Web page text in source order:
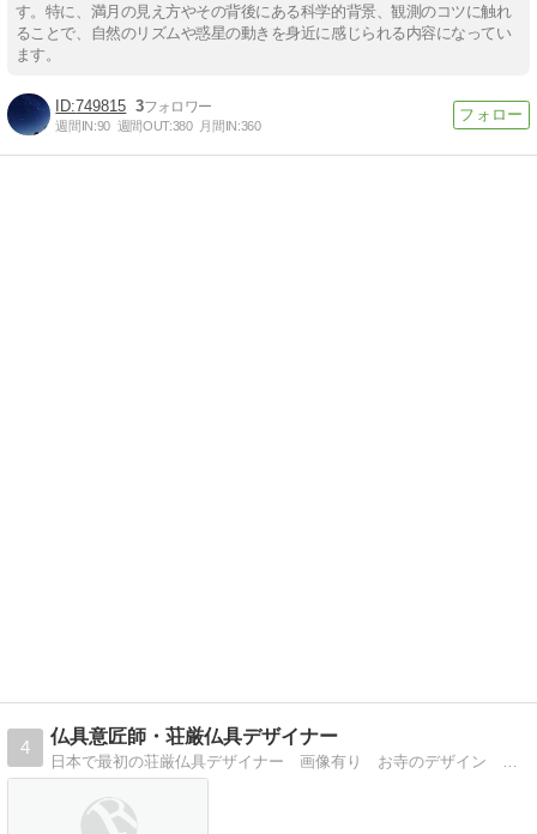
す。特に、満月の見え方やその背後にある科学的背景、観測のコツに触れ
ることで、自然のリズムや惑星の動きを身近に感じられる内容になってい
ます。
749815 3
週間IN:90 週間OUT:380 月間IN:360
4
仏具意匠師・荘厳仏具デザイナー
日本で最初の荘厳仏具デザイナー 画像有り お寺のデザイン 初めて明かされるインサイド情報 ペット供養 木彫事始